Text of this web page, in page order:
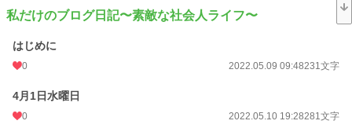
文字数 28,548
更新日時
私だけのブログ日記〜素敵な社会人ライフ〜
はじめに
0 2022.05.09 09:48231文字
4月1日水曜日
0 2022.05.10 19:28281文字